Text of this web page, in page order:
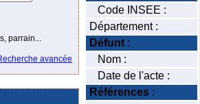
parrain...
avancée
Code INSEE :
Département :
Défunt :
Nom :
Date de l'acte :
Références :